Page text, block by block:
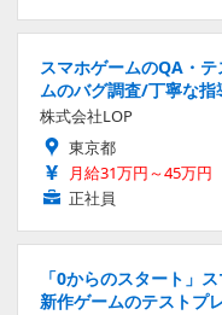
スマホゲームのQA・
ムのバグ調査/丁寧な
株式会社LOP
東京都
月給31万円～45万円
正社員
「0からのスタート」
新作ゲームのテストプ